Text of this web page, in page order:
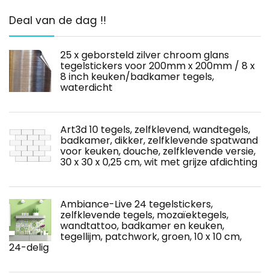
Deal van de dag !!
25 x geborsteld zilver chroom glans
tegelstickers voor 200mm x 200mm / 8 x
8 inch keuken/badkamer tegels,
waterdicht
Art3d 10 tegels, zelfklevend, wandtegels,
badkamer, dikker, zelfklevende spatwand
voor keuken, douche, zelfklevende versie,
30 x 30 x 0,25 cm, wit met grijze afdichting
Ambiance-Live 24 tegelstickers,
zelfklevende tegels, mozaïektegels,
wandtattoo, badkamer en keuken,
tegellijm, patchwork, groen, 10 x 10 cm,
24-delig